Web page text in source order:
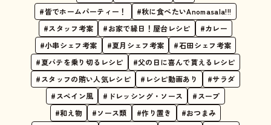
#皆でホームパーティー！
#秋に食べたいAnomasala!!!
#スタッフ考案
#お家で縁日！屋台レシピ
#カレー
#小串シェフ考案
#夏月シェフ考案
#石田シェフ考案
#夏バテを乗り切るレシピ
#父の日に喜んで貰えるレシピ
#スタッフの賄い人気レシピ
#レシピ動画あり
#サラダ
#スペイン風
#ドレッシング・ソース
#スープ
#和え物
#ソース類 #作り置き
#おつまみ